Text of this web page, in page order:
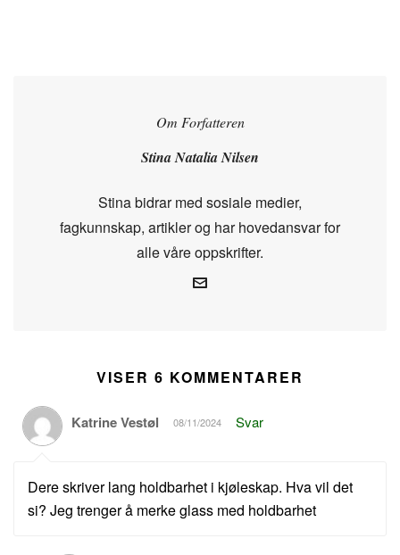
Om Forfatteren
Stina Natalia Nilsen
Stina bidrar med sosiale medier,
fagkunnskap, artikler og har hovedansvar for
alle våre oppskrifter.
VISER 6 KOMMENTARER
Katrine Vestøl 08/11/2024 Svar
Dere skriver lang holdbarhet i kjøleskap. Hva vil det
si? Jeg trenger å merke glass med holdbarhet